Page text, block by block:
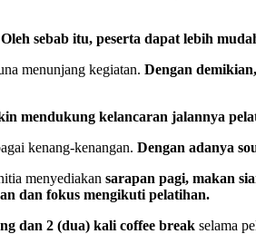
Oleh sebab itu, peserta dapat lebih
menunjang kegiatan. Dengan
mendukung kelancaran jalannya
kenang-kenangan. Dengan adanya
menyediakan sarapan pagi, makan
dan fokus mengikuti pelatihan.
dan 2 (dua) kali coffee break selama